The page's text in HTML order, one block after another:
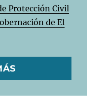
Protección Civil
de El